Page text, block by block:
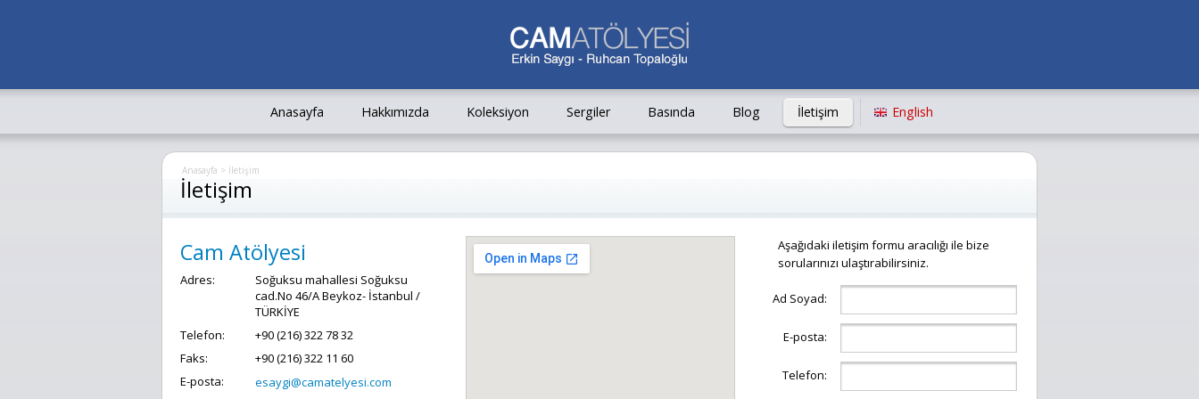
Anasayfa Hakkımızda Koleksiyon Sergiler Basında Blog İletişim English
Anasayfa > İletişim
İletişim
Cam Atölyesi
Adres:
Soğuksu mahallesi Soğuksu
cad.No 46/A Beykoz- İstanbul /
TÜRKİYE
Telefon:
+90 (216) 322 78 32
Faks:
+90 (216) 322 11 60
E-posta:
esaygi@camatelyesi.com
Aşağıdaki iletişim formu aracılığı ile bize
sorularınızı ulaştırabilirsiniz.
Ad Soyad:
E-posta:
Telefon: